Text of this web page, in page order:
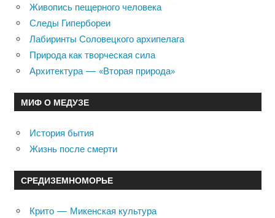
Живопись пещерного человека
Следы Гипербореи
Лабиринты Соловецкого архипелага
Природа как творческая сила
Архитектура — «Вторая природа»
МИФ О МЕДУЗЕ
История бытия
Жизнь после смерти
СРЕДИЗЕМНОМОРЬЕ
Крито — Микенская культура